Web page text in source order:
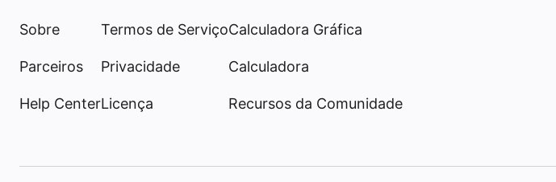
Sobre
Parceiros
Help Center
Termos de Serviço
Privacidade
Licença
Calculadora Gráfica
Calculadora
Recursos da Comunidade